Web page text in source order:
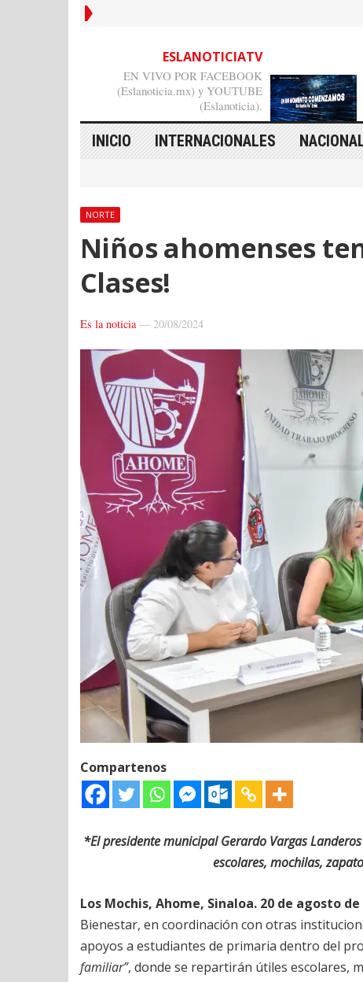
ESLANOTICIATV
EN VIVO POR FACEBOOK
(Eslanoticia.mx) y YOUTUBE
(Eslanoticia).
INICIO INTERNACIONALES
NORTE
Niños ahomenses
Clases!
Es la noticia— 20/08/2024
Compartenos
*El presidente municipal Gerardo Vargas
escolares, mochilas,
Los Mochis, Ahome, Sinaloa. 20 de agosto de
Bienestar, en coordinación con otras
apoyos a estudiantes de primaria dentro del
familiar”, donde se repartirán útiles escolares,